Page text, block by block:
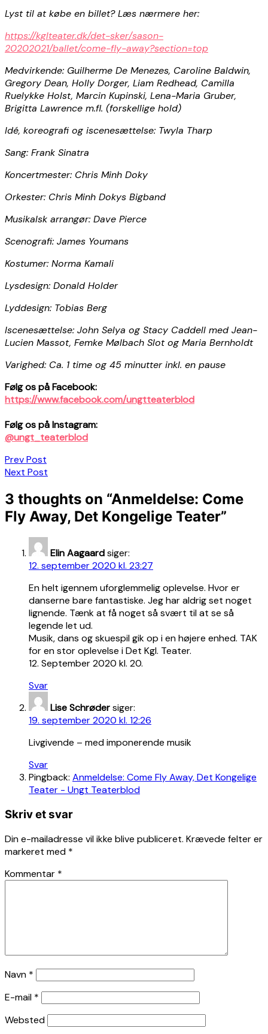
Lyst til at købe en billet? Læs nærmere her:
https://kglteater.dk/det-sker/sason-
20202021/ballet/come-fly-away?section=top
Medvirkende: Guilherme De Menezes, Caroline Baldwin,
Gregory Dean, Holly Dorger, Liam Redhead, Camilla
Ruelykke Holst, Marcin Kupinski, Lena-Maria Gruber,
Brigitta Lawrence m.fl. (forskellige hold)
Idé, koreografi og iscenesættelse: Twyla Tharp
Sang: Frank Sinatra
Koncertmester: Chris Minh Doky
Orkester: Chris Minh Dokys Bigband
Musikalsk arrangør: Dave Pierce
Scenografi: James Youmans
Kostumer: Norma Kamali
Lysdesign: Donald Holder
Lyddesign: Tobias Berg
Iscenesættelse: John Selya og Stacy Caddell med Jean-
Lucien Massot, Femke Mølbach Slot og Maria Bernholdt
Varighed: Ca. 1 time og 45 minutter inkl. en pause
Følg os på Facebook:
https://www.facebook.com/ungtteaterblod
Følg os på Instagram:
@ungt_teaterblod
Indlægsnavigation
Prev Post
Next Post
3 thoughts on “Anmeldelse: Come
Fly Away, Det Kongelige Teater”
Elin Aagaardsiger:
12. september 2020 kl. 23:27
En helt igennem uforglemmelig oplevelse. Hvor er
danserne bare fantastiske. Jeg har aldrig set noget
lignende. Tænk at få noget så svært til at se så
legende let ud.
Musik, dans og skuespil gik op i en højere enhed. TAK
for en stor oplevelse i Det Kgl. Teater.
12. September 2020 kl. 20.
Svar
Lise Schrødersiger:
19. september 2020 kl. 12:26
Livgivende – med imponerende musik
Svar
Pingback: Anmeldelse: Come Fly Away, Det Kongelige
Teater - Ungt Teaterblod
Skriv et svar
Din e-mailadresse vil ikke blive publiceret. Krævede felter er
markeret med *
Kommentar *
Navn *
E-mail *
Websted